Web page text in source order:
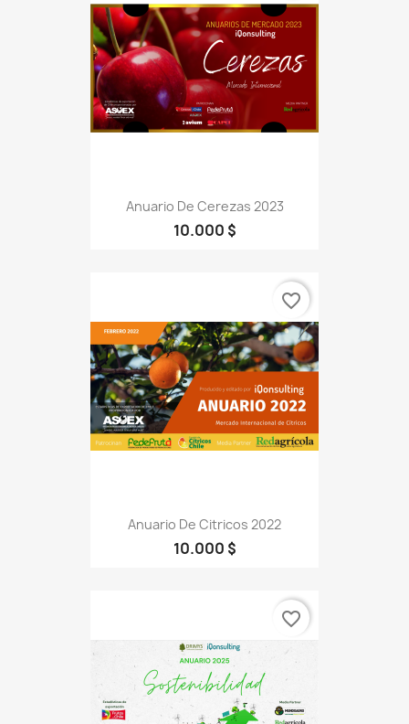
Anuario De Cerezas 2023
10.000 $
Anuario De Citricos 2022
10.000 $
favorite_border
favorite_border